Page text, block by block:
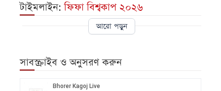
টাইমলাইন:ফিফা বিশ্বকাপ ২০২৬
আরো পড়ুন
সাবস্ক্রাইব ও অনুসরণ করুন